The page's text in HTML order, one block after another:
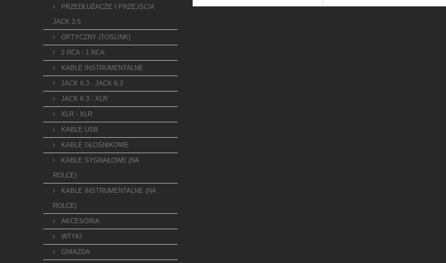
PRZEDŁUŻACZE I PRZEJŚCIA
JACK 3.5
OPTYCZNY (TOSLINK)
2 RCA - 1 RCA
KABLE INSTRUMENTALNE
JACK 6.3 - JACK 6.3
JACK 6.3 - XLR
XLR - XLR
KABLE USB
KABLE GŁOŚNIKOWE
KABLE SYGNAŁOWE (NA
ROLCE)
KABLE INSTRUMENTALNE (NA
ROLCE)
AKCESORIA
WTYKI
GNIAZDA